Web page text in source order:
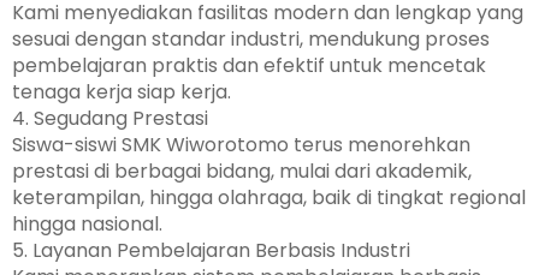
Kami menyediakan fasilitas modern dan lengkap yang
sesuai dengan standar industri, mendukung proses
pembelajaran praktis dan efektif untuk mencetak
tenaga kerja siap kerja.
4. Segudang Prestasi
Siswa-siswi SMK Wiworotomo terus menorehkan
prestasi di berbagai bidang, mulai dari akademik,
keterampilan, hingga olahraga, baik di tingkat regional
hingga nasional.
5. Layanan Pembelajaran Berbasis Industri